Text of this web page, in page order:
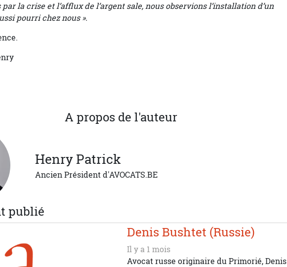
la crise et l’afflux de l’argent sale, nous observions l’installation d’un
pourri chez nous ».
A propos de l'auteur
Henry Patrick
Ancien Président d'AVOCATS.BE
publié
Denis Bushtet (Russie)
Il y a 1 mois
Avocat russe originaire du Primorié, Denis